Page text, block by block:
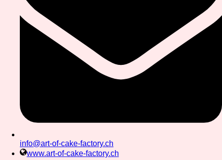
info@art-of-cake-factory.ch
www.art-of-cake-factory.ch